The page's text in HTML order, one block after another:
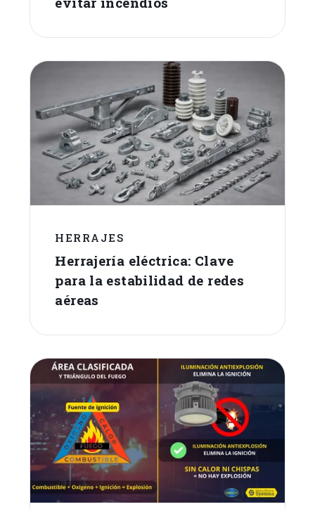
HERRAJES
Herrajería eléctrica: Clave
para la estabilidad de redes
aéreas